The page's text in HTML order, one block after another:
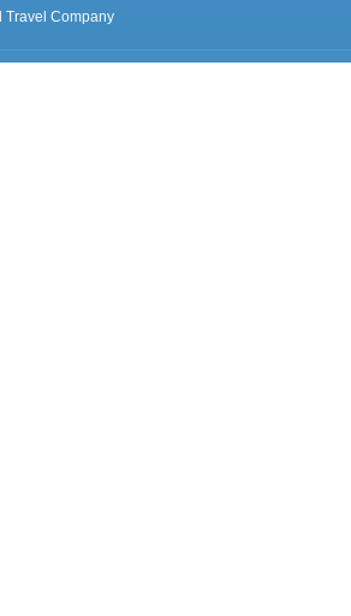
Travel Company